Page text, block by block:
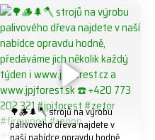
#biojack #regon #vahvajussi
🌳🪵🌲🪓 strojů na výrobu
palivového dřeva najdete v